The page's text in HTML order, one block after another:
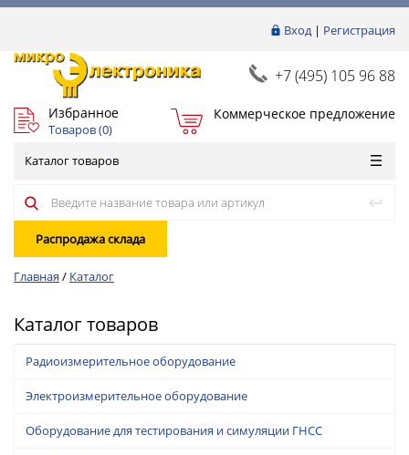
Вход| Регистрация
+7 (495) 105 96 88
Избранное
Товаров (0)
Коммерческое предложение
Каталог товаров
Распродажа склада
Главная / Каталог
Каталог товаров
Радиоизмерительное оборудование
Электроизмерительное оборудование
Оборудование для тестирования и симуляции ГНСС